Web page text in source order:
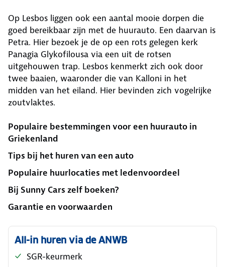
Op Lesbos liggen ook een aantal mooie dorpen die
goed bereikbaar zijn met de huurauto. Een daarvan is
Petra. Hier bezoek je de op een rots gelegen kerk
Panagia Glykofilousa via een uit de rotsen
uitgehouwen trap. Lesbos kenmerkt zich ook door
twee baaien, waaronder die van Kalloni in het
midden van het eiland. Hier bevinden zich vogelrijke
zoutvlaktes.
Populaire bestemmingen voor een huurauto in
Griekenland
Tips bij het huren van een auto
Populaire huurlocaties met ledenvoordeel
Bij Sunny Cars zelf boeken?
Garantie en voorwaarden
All-in huren via de ANWB
SGR-keurmerk